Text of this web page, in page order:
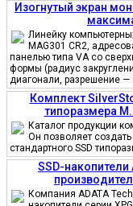
Изогнутый экран
Линейку
MAG301 CR2,
панелью типа VA со
формы (радиус
диагонали, разрешение —
Комплект
типоразмера
Каталог продукции
Он позволяет
стандартного SSD
SSD-накопители
Компания ADATA